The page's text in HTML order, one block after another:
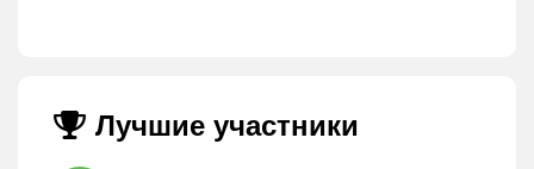
Лучшие участники